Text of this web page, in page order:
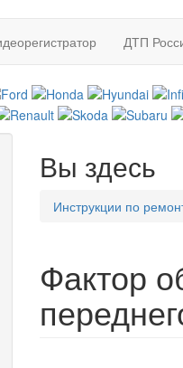
ДТП
Вы здесь
Инструкции по
Фактор